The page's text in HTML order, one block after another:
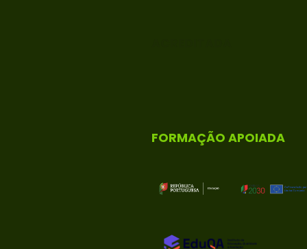
FORMAÇÃO APOIADA